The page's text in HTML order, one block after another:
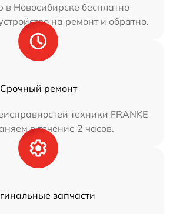
Новосибирске бесплатно
на ремонт и обратно.
Срочный ремонт
техники FRANKE
в течение 2 часов.
запчасти